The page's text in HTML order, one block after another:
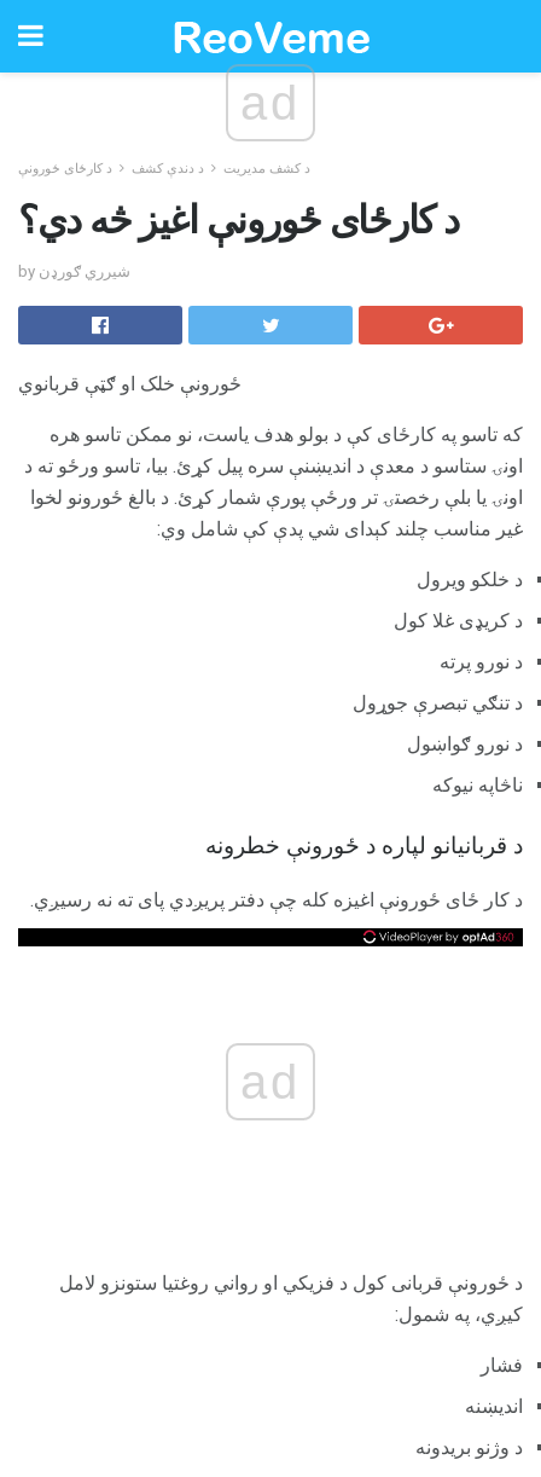
ad
د کشف مدیریت د دندې کشف د کارځای ځورونې
د کارځای ځورونې اغیز څه دي؟
by شیرري ګورډن
ځورونې خلک او ګټې قربانوي
که تاسو په کارځای کې د بولو هدف یاست، نو ممکن تاسو هره
اونۍ ستاسو د معدې د اندیښنې سره پیل کړئ. بیا، تاسو ورځو ته د
اونۍ یا بلې رخصتۍ تر ورځې پورې شمار کړئ. د بالغ ځورونو لخوا
غیر مناسب چلند کېدای شي پدې کې شامل وي:
د خلکو ویرول
د کریډی غلا کول
د نورو پرته
د تنګي تبصرې جوړول
د نورو ګواښول
ناڅاپه نيوکه
د قربانیانو لپاره د ځورونې خطرونه
د کار ځای ځورونې اغیزه کله چې دفتر پریږدي پای ته نه رسیږي.
ad
د ځورونې قربانی کول د فزیکي او رواني روغتیا ستونزو لامل
کیږي، په شمول:
فشار
اندیښنه
د وژنو بریدونه